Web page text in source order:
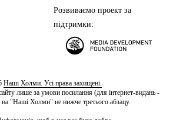
Розвиваємо проект за
підтримки:
Наші Холми. Усі права захищені.
лише за умови посилання (для інтернет-видань -
на "Наші Холми" не нижче третього абзацу.